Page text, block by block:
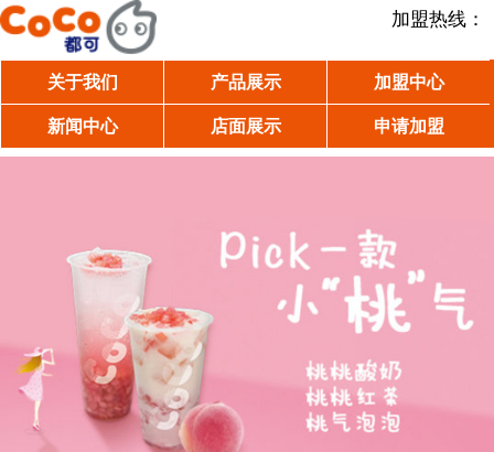
加盟热线：
关于我们 产品展示 加盟中心
新闻中心 店面展示 申请加盟